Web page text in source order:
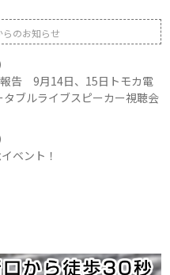
らのお知らせ
報告 9月14日、15日トモカ電
ブルライブスピーカー視聴会
ベント！